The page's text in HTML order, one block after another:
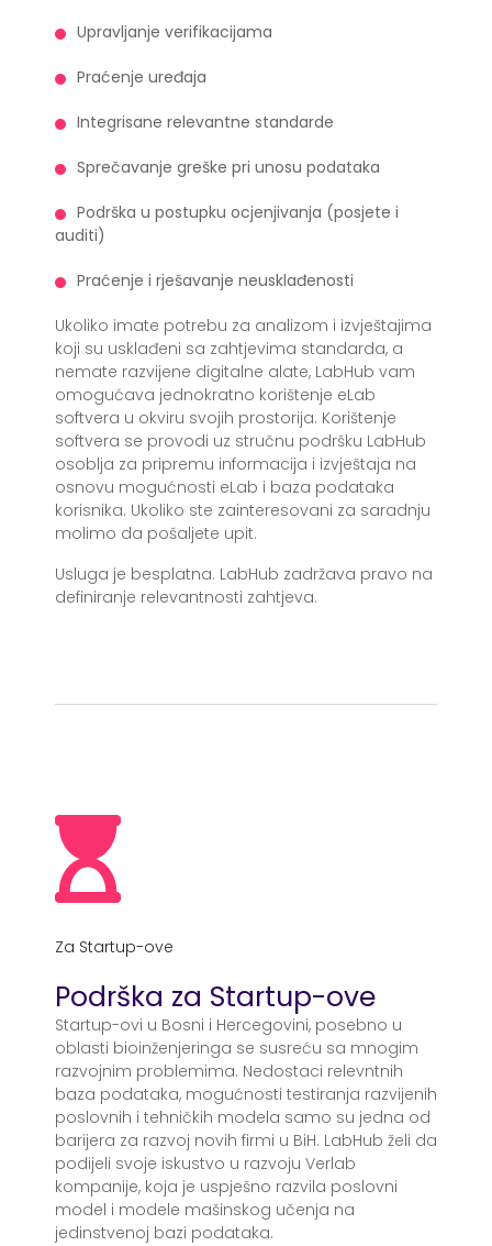
Upravljanje verifikacijama
Praćenje uređaja
Integrisane relevantne standarde
Sprečavanje greške pri unosu podataka
Podrška u postupku ocjenjivanja (posjete i
auditi)
Praćenje i rješavanje neusklađenosti
Ukoliko imate potrebu za analizom i izvještajima
koji su usklađeni sa zahtjevima standarda, a
nemate razvijene digitalne alate, LabHub vam
omogućava jednokratno korištenje eLab
softvera u okviru svojih prostorija. Korištenje
softvera se provodi uz stručnu podršku LabHub
osoblja za pripremu informacija i izvještaja na
osnovu mogućnosti eLab i baza podataka
korisnika. Ukoliko ste zainteresovani za saradnju
molimo da pošaljete upit.
Usluga je besplatna. LabHub zadržava pravo na
definiranje relevantnosti zahtjeva.
Za Startup-ove
Podrška za Startup-ove
Startup-ovi u Bosni i Hercegovini, posebno u
oblasti bioinženjeringa se susreću sa mnogim
razvojnim problemima. Nedostaci relevntnih
baza podataka, mogućnosti testiranja razvijenih
poslovnih i tehničkih modela samo su jedna od
barijera za razvoj novih firmi u BiH. LabHub želi da
podijeli svoje iskustvo u razvoju Verlab
kompanije, koja je uspješno razvila poslovni
model i modele mašinskog učenja na
jedinstvenoj bazi podataka.